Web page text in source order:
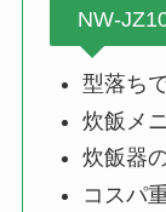
NW-
型落ち
炊飯メ
炊飯器
コスパ